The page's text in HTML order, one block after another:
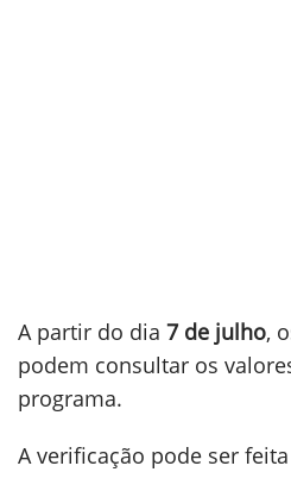
A partir do dia 7 de julho,
podem consultar os
programa.
A verificação pode ser